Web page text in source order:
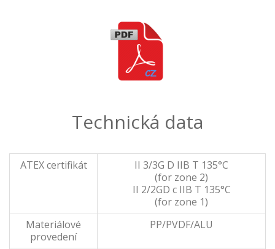
Technická data
ATEX certifikát
II 3/3G D IIB T 135°C
(for zone 2)
II 2/2GD c IIB T 135°C
(for zone 1)
Materiálové
provedení
PP/PVDF/ALU